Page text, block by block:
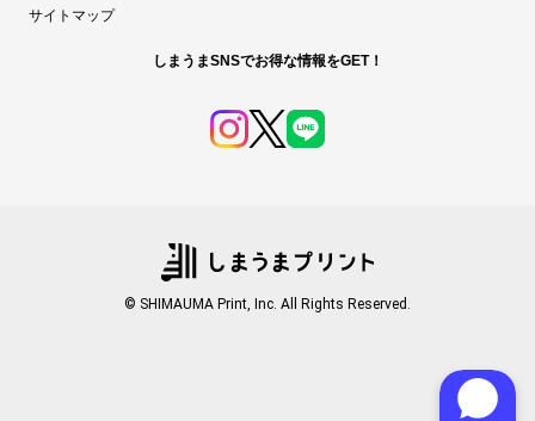
サイトマップ
しまうまSNSでお得な情報をGET！
© SHIMAUMA Print, Inc. All Rights Reserved.